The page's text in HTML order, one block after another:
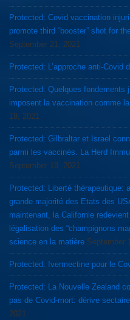
Protected: Covid vaccination injuries continue to rise as FDA and CDC
promote third “booster” shot for
September 21, 2021
Protected: L’approche anti-Covid
Protected: Quelques fondements
imposent la vaccination comme
19, 2021
Protected: Gilbraltar et Israel
parmi les vaccinés. La Herd
September 19, 2021
Protected: Liberté thérapeutique: a part quelques Etats archaiques, la
grande majorité des Etats des
maintenant, la Californie
légalisation des “champignons
science en la matière September
Protected: Ivermectine pour le
Protected: La Nouvelle Zealand
pas de Covid-mort: dérive
2021